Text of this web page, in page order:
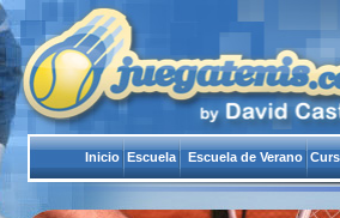
Inicio Escuela Escuela de Verano